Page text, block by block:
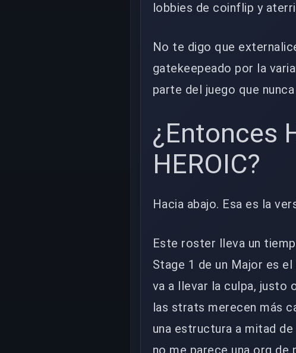
lobbies de coinflip y
No te digo que
gatekeepeado por la
parte del juego que
¿Entonces
HEROIC?
Hacia abajo. Esa es la
Este roster lleva un
Stage 1 de un Major es
va a llevar la culpa, justo
las strats merecen más
una estructura a mitad
no me parece una org de